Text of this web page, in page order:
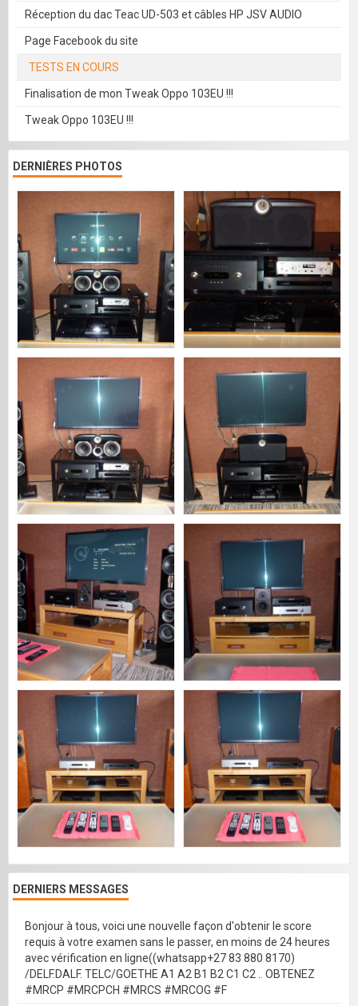
Réception du dac Teac UD-503 et câbles HP JSV AUDIO
Page Facebook du site
TESTS EN COURS
Finalisation de mon Tweak Oppo 103EU !!!
Tweak Oppo 103EU !!!
DERNIÈRES PHOTOS
DERNIERS MESSAGES
Bonjour à tous, voici une nouvelle façon d'obtenir le score
requis à votre examen sans le passer, en moins de 24 heures
avec vérification en ligne((whatsapp+27 83 880 8170)
/DELF.DALF. TELC/GOETHE A1 A2 B1 B2 C1 C2 .. OBTENEZ
#MRCP #MRCPCH #MRCS #MRCOG #F